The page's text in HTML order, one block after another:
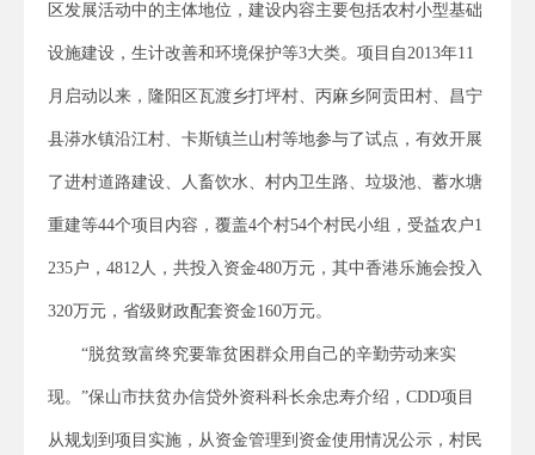
区发展活动中的主体地位，建设内容主要包括农村小型基础
设施建设，生计改善和环境保护等3大类。项目自2013年11
月启动以来，隆阳区瓦渡乡打坪村、丙麻乡阿贡田村、昌宁
县漭水镇沿江村、卡斯镇兰山村等地参与了试点，有效开展
了进村道路建设、人畜饮水、村内卫生路、垃圾池、蓄水塘
重建等44个项目内容，覆盖4个村54个村民小组，受益农户1
235户，4812人，共投入资金480万元，其中香港乐施会投入
320万元，省级财政配套资金160万元。
“脱贫致富终究要靠贫困群众用自己的辛勤劳动来实
现。”保山市扶贫办信贷外资科科长余忠寿介绍，CDD项目
从规划到项目实施，从资金管理到资金使用情况公示，村民